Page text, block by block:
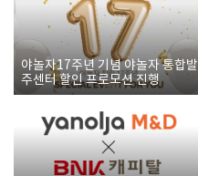
야놀자17주년 기념 야놀자 통합발
주센터 할인 프로모션 진행